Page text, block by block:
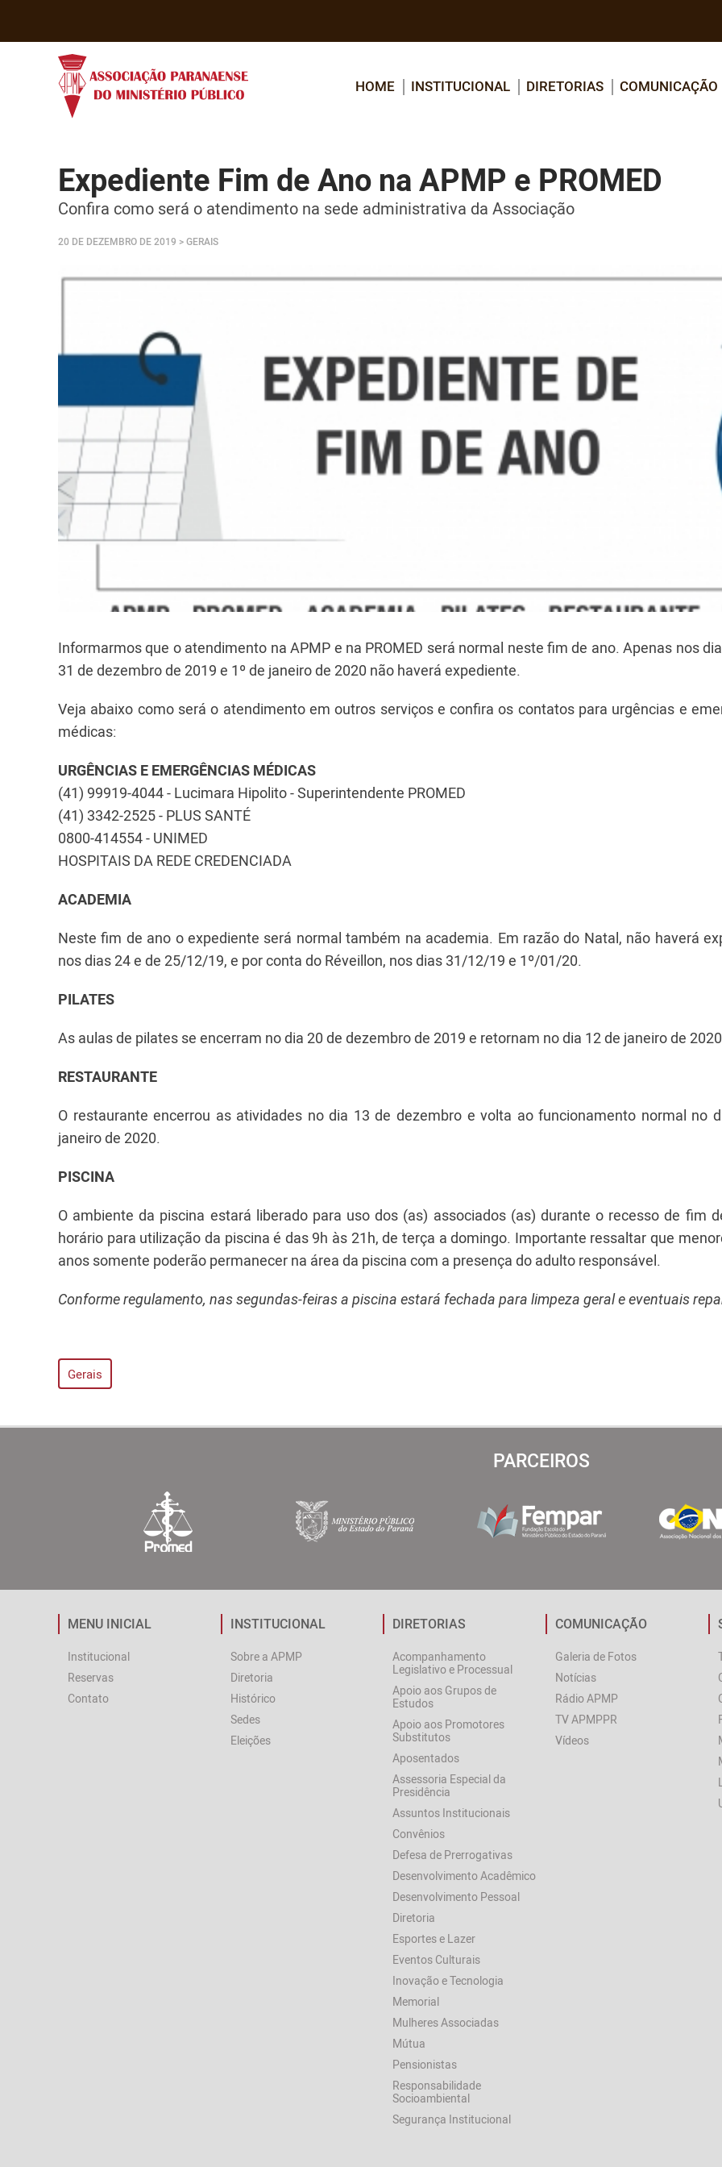
HOME INSTITUCIONAL DIRETORIAS COMUNICAÇÃO
Expediente Fim de Ano na APMP e PROMED
Confira como será o atendimento na sede administrativa da Associação
20 DE DEZEMBRO DE 2019 > GERAIS
Informarmos que o atendimento na APMP e na PROMED será normal neste fim de ano. Apenas nos
31 de dezembro de 2019 e 1º de janeiro de 2020 não haverá expediente.
Veja abaixo como será o atendimento em outros serviços e confira os contatos para urgências e
médicas:
URGÊNCIAS E EMERGÊNCIAS MÉDICAS
(41) 99919-4044 - Lucimara Hipolito - Superintendente PROMED
(41) 3342-2525 - PLUS SANTÉ
0800-414554 - UNIMED
HOSPITAIS DA REDE CREDENCIADA
ACADEMIA
Neste fim de ano o expediente será normal também na academia. Em razão do Natal, não haverá
nos dias 24 e de 25/12/19, e por conta do Réveillon, nos dias 31/12/19 e 1º/01/20.
PILATES
As aulas de pilates se encerram no dia 20 de dezembro de 2019 e retornam no dia 12 de janeiro de
RESTAURANTE
O restaurante encerrou as atividades no dia 13 de dezembro e volta ao funcionamento normal no
janeiro de 2020.
PISCINA
O ambiente da piscina estará liberado para uso dos (as) associados (as) durante o recesso de fim
horário para utilização da piscina é das 9h às 21h, de terça a domingo. Importante ressaltar que
anos somente poderão permanecer na área da piscina com a presença do adulto responsável.
Conforme regulamento, nas segundas-feiras a piscina estará fechada para limpeza geral e eventuais
Gerais
PARCEIROS
MENU INICIAL
Institucional
Reservas
Contato
INSTITUCIONAL
Sobre a APMP
Diretoria
Histórico
Sedes
Eleições
DIRETORIAS
Acompanhamento
Legislativo e Processual
Apoio aos Grupos de
Estudos
Apoio aos Promotores
Substitutos
Aposentados
Assessoria Especial da
Presidência
Assuntos Institucionais
Convênios
Defesa de Prerrogativas
Desenvolvimento Acadêmico
Desenvolvimento Pessoal
Diretoria
Esportes e Lazer
Eventos Culturais
Inovação e Tecnologia
Memorial
Mulheres Associadas
Mútua
Pensionistas
Responsabilidade
Socioambiental
Segurança Institucional
COMUNICAÇÃO
Galeria de Fotos
Notícias
Rádio APMP
TV APMPPR
Vídeos